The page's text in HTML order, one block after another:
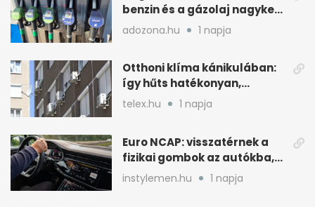
benzin és a gázolaj nagyker
ára
adozona.hu 1 napja
Otthoni klíma kánikulában:
így hűts hatékonyan,
kevesebb árammal
telex.hu 1 napja
Euro NCAP: visszatérnek a
fizikai gombok az autókba,
kevesebb nyomkodással
instylemen.hu 1 napja